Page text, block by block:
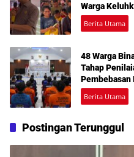
Warga
hingga Sulit
Berita Utama
48 Warga
Tahap
Pembebasan
Berita Utama
Postingan Terunggul